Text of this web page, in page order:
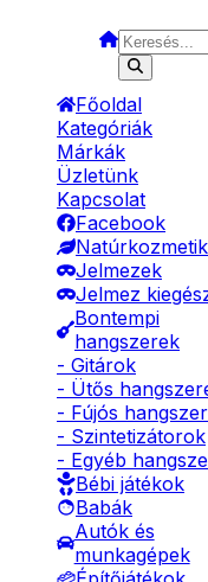
Főoldal
Kategóriák
Márkák
Üzletünk
Kapcsolat
Facebook
Jelmezek
Jelmez
Bontempi
hangszerek
- Gitárok
- Ütős
- Fújós
- Szintetizátorok
- Egyéb
Bébi játékok
Babák
Autók és
munkagépek